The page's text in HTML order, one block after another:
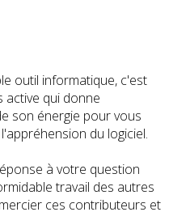
outil informatique, c'est
active qui donne
son énergie pour vous
du logiciel.
à votre question
travail des autres
ces contributeurs et